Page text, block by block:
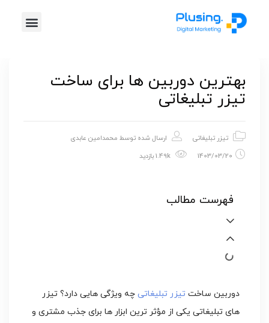
بهترین دوربین ها برای ساخت
تیزر تبلیغاتی
تیزر تبلیغاتی ارسال شده توسط محمدامین عابدی
1403/03/20
فهرست مطالب
دوربین ساخت تیزر تبلیغاتی چه ویژگی هایی دارد؟ تیزر
های تبلیغاتی یکی از مؤثر ترین ابزار ها برای جذب مشتری و